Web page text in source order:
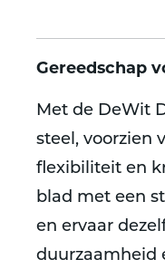
Gereedschap
Met de DeWit
steel, voorzien
flexibiliteit en
blad met een
en ervaar
duurzaamheid